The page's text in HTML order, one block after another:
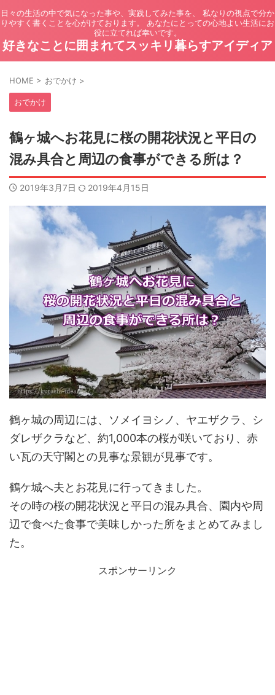
日々の生活の中で気になった事や、実践してみた事を、 私なりの視点で分か
りやすく書くことを心がけております。 あなたにとっての心地よい生活にお
役に立てれば幸いです。
好きなことに囲まれてスッキリ暮らすアイディア
HOME > おでかけ >
おでかけ
鶴ヶ城へお花見に桜の開花状況と平日の
混み具合と周辺の食事ができる所は？
2019年3月7日 2019年4月15日
鶴ヶ城の周辺には、ソメイヨシノ、ヤエザクラ、シ
ダレザクラなど、約1,000本の桜が咲いており、赤
い瓦の天守閣との見事な景観が見事です。
鶴ケ城へ夫とお花見に行ってきました。
その時の桜の開花状況と平日の混み具合、園内や周
辺で食べた食事で美味しかった所をまとめてみまし
た。
スポンサーリンク